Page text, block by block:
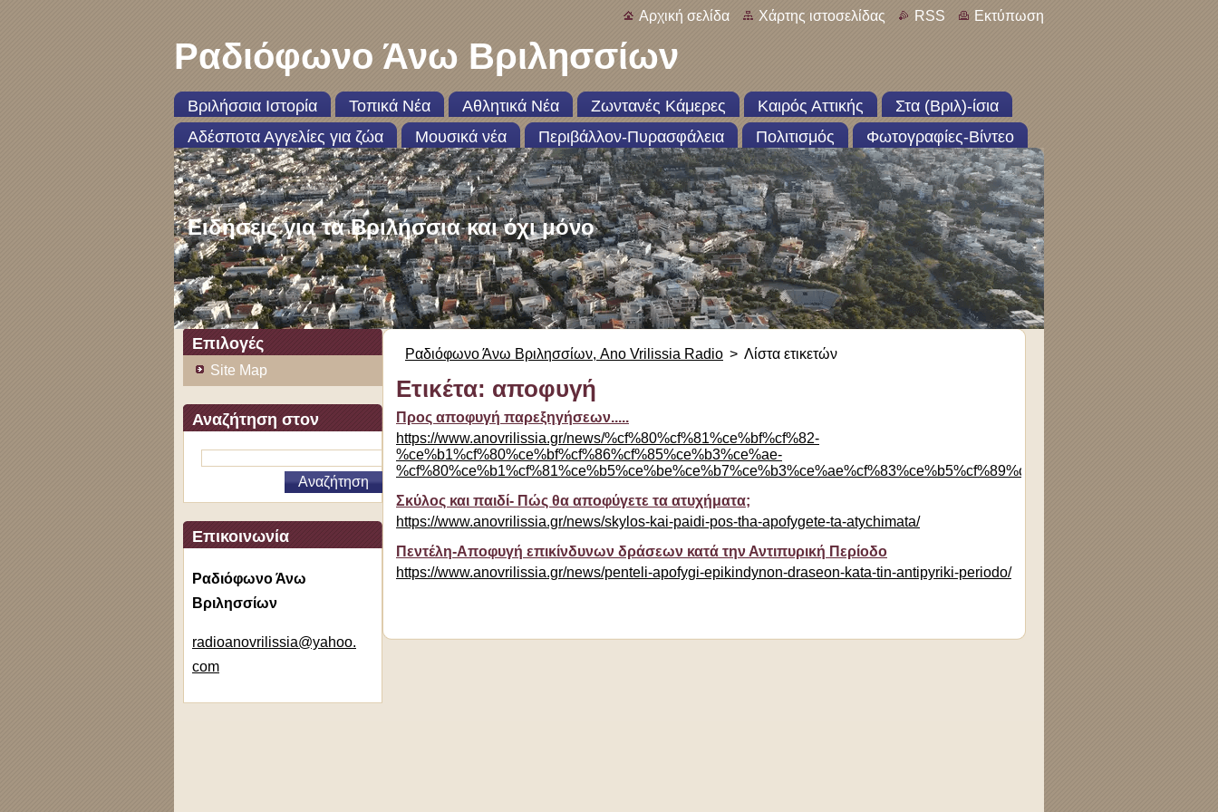
Αρχική σελίδα Χάρτης ιστοσελίδας RSS Εκτύπωση
Ραδιόφωνο Άνω Βριλησσίων
Βριλήσσια Ιστορία Τοπικά Νέα Αθλητικά Νέα Ζωντανές Κάμερες Καιρός Αττικής
Στα (Βριλ)-ίσια
Αδέσποτα Αγγελίες για ζώα
Μουσικά νέα Περιβάλλον-Πυρασφάλεια Πολιτισμός Φωτογραφίες-Βίντεο
Ειδήσεις για τα Βριλήσσια και όχι μόνο
Επιλογές
Site Map
Αναζήτηση στον
ιστότοπο
Επικοινωνία
Ραδιόφωνο Άνω
Βριλησσίων
radioanovrilissia@yahoo.
com
Ραδιόφωνο Άνω Βριλησσίων, Ano Vrilissia Radio > Λίστα ετικετών
Ετικέτα: αποφυγή
Προς αποφυγή παρεξηγήσεων.....
https://www.anovrilissia.gr/news/%cf%80%cf%81%ce%bf%cf%82-
%ce%b1%cf%80%ce%bf%cf%86%cf%85%ce%b3%ce%ae-
%cf%80%ce%b1%cf%81%ce%b5%ce%be%ce%b7%ce%b3%ce%ae%cf%83%ce%b5%cf%89%ce%bd-/
Σκύλος και παιδί- Πώς θα αποφύγετε τα ατυχήματα;
https://www.anovrilissia.gr/news/skylos-kai-paidi-pos-tha-apofygete-ta-atychimata/
Πεντέλη-Αποφυγή επικίνδυνων δράσεων κατά την Αντιπυρική Περίοδο
https://www.anovrilissia.gr/news/penteli-apofygi-epikindynon-draseon-kata-tin-antipyriki-periodo/